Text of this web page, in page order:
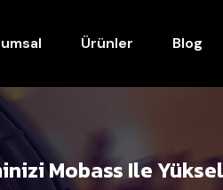
Ürünler Blog
Mobass Ile